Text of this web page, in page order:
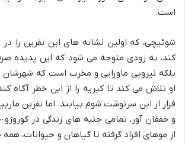
است.
شوئیچی، که اولین نشانه های این نفرین را
کند، به زودی متوجه می شود که این پدیده
بلکه نیرویی ماورایی و مخرب است که شهرشان
او تلاش می کند تا کیریه را از این خطر آگاه
فرار از این سرنوشت شوم بیابند. اما نفرین
و خفقان آور، تمامی جنبه های زندگی در
از موهای افراد گرفته تا گیاهان و حیوانات،